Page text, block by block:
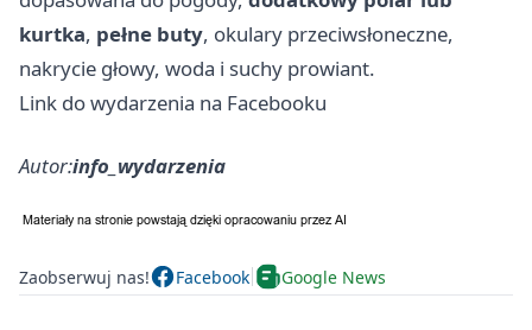
kurtka, pełne buty, okulary przeciwsłoneczne,
nakrycie głowy, woda i suchy prowiant.
Link do wydarzenia na Facebooku
Autor:info_wydarzenia
Zaobserwuj nas! Facebook Google News